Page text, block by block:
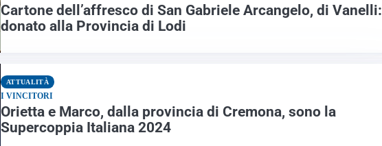
Cartone dell’affresco di San Gabriele Arcangelo, di Vanelli:
donato alla Provincia di Lodi
ATTUALITÀ
I VINCITORI
Orietta e Marco, dalla provincia di Cremona, sono la
Supercoppia Italiana 2024